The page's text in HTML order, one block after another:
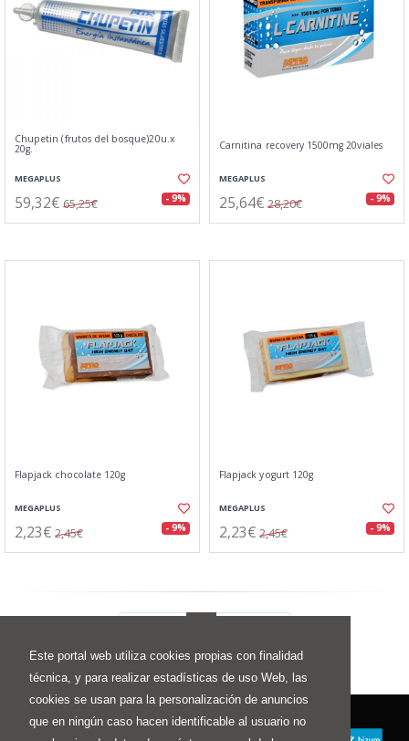
Este portal web utiliza cookies propias con finalidad
técnica, y para realizar estadísticas de uso Web, las
cookies se usan para la personalización de anuncios
que en ningún caso hacen identificable al usuario no
Chupetin (frutos del bosque)20u.x
20g.
MEGAPLUS
59,32€ 65,25€ - 9%
Carnitina recovery 1500mg 20viales
MEGAPLUS
25,64€ 28,20€ - 9%
Flapjack chocolate 120g
MEGAPLUS
2,23€ 2,45€ - 9%
Flapjack yogurt 120g
MEGAPLUS
2,23€ 2,45€ - 9%